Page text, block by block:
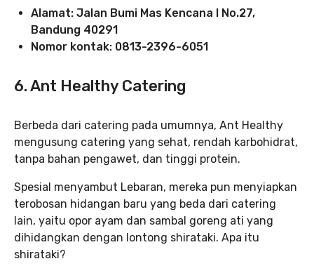
Alamat: Jalan Bumi Mas Kencana I No.27,
Bandung 40291
Nomor kontak: 0813-2396-6051
6. Ant Healthy Catering
Berbeda dari catering pada umumnya, Ant Healthy
mengusung catering yang sehat, rendah karbohidrat,
tanpa bahan pengawet, dan tinggi protein.
Spesial menyambut Lebaran, mereka pun menyiapkan
terobosan hidangan baru yang beda dari catering
lain, yaitu opor ayam dan sambal goreng ati yang
dihidangkan dengan lontong shirataki. Apa itu
shirataki?